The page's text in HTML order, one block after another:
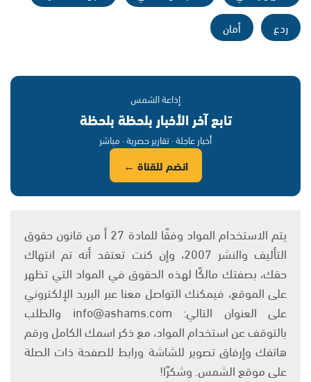
ردع
أمان
إذاعة الشمس
تابع آخر الأخبار بلحظة بلحظة
أخبار عاجلة · تقارير حصرية · مباشر
انضم للقناة ←
يتم الاستخدام المواد وفقًا للمادة 27 أ من قانون حقوق
التأليف والنشر 2007، وإن كنت تعتقد أنه تم انتهاك
حقك، بصفتك مالكًا لهذه الحقوق في المواد التي تظهر
على الموقع، فيمكنك التواصل معنا عبر البريد الإلكتروني
على العنوان التالي: info@ashams.com والطلب
بالتوقف عن استخدام المواد، مع ذكر اسمك الكامل ورقم
هاتفك وإرفاق تصوير للشاشة ورابط للصفحة ذات الصلة
على موقع الشمس. وشكرًا!